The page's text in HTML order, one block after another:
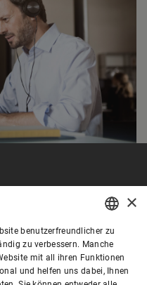
ENGLISH
SPANISH
×
benutzerfreundlicher zu
zu verbessern. Manche
mit all ihren Funktionen
und helfen uns dabei, Ihnen